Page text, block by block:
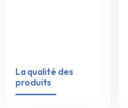
La qualité des
produits